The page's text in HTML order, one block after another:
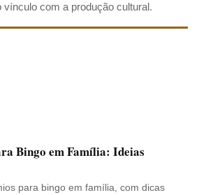
vínculo com a produção cultural.
Bingo em Família: Ideias
para bingo em família, com dicas